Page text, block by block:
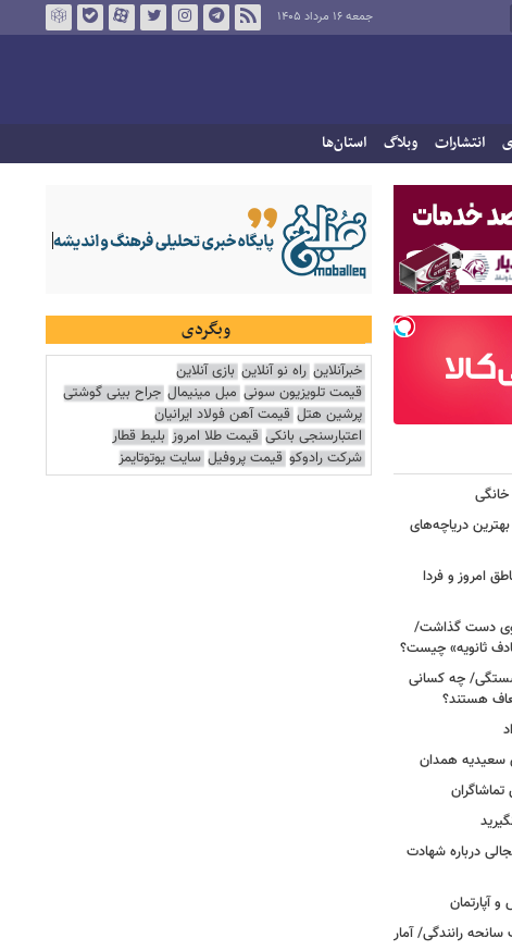
جمعه ۱۶ مرداد ۱۴۰۵
انتشارات وبلاگ استان‌ها
۶ مقصد آبی/ بهترین دریاچه‌های
امروز و فردا
۱۴ مصدوم روی دست گذاشت/
ثانویه» چیست؟
چه کسانی
هستند؟
سعیدیه همدان
درباره شهادت
رانندگی/ آمار
وبگردی
خبرآنلاین راه نو آنلاین بازی آنلاین
قیمت تلویزیون سونی مبل مینیمال جراح بینی گوشتی
پرشین هتل قیمت آهن فولاد ایرانیان
اعتبارسنجی بانکی قیمت طلا امروز بلیط قطار
شرکت رادوکو قیمت پروفیل سایت یوتوتایمز